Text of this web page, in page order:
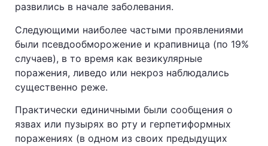
развились в начале заболевания.
Следующими наиболее частыми проявлениями
были псевдообморожение и крапивница (по 19%
случаев), в то время как везикулярные
поражения, ливедо или некроз наблюдались
существенно реже.
Практически единичными были сообщения о
язвах или пузырях во рту и герпетиформных
поражениях (в одном из своих предыдущих